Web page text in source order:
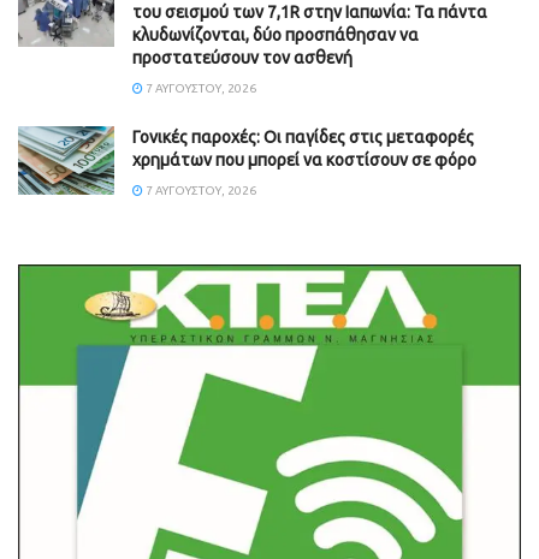
του σεισμού των 7,1R στην Ιαπωνία: Τα πάντα
κλυδωνίζονται, δύο προσπάθησαν να
προστατεύσουν τον ασθενή
7 ΑΥΓΟΎΣΤΟΥ, 2026
Γονικές παροχές: Οι παγίδες στις μεταφορές
χρημάτων που μπορεί να κοστίσουν σε φόρο
7 ΑΥΓΟΎΣΤΟΥ, 2026